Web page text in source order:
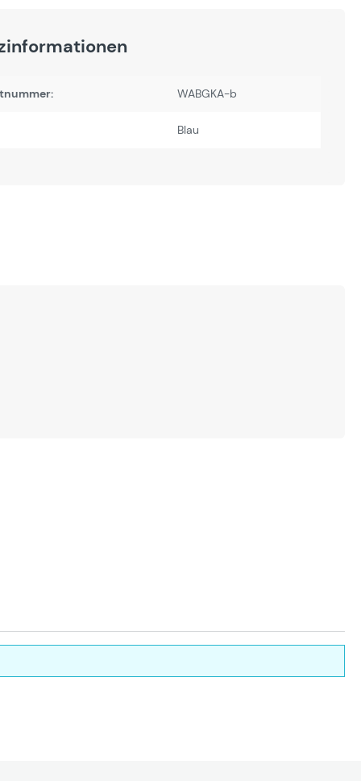
WABGKA-b
Blau